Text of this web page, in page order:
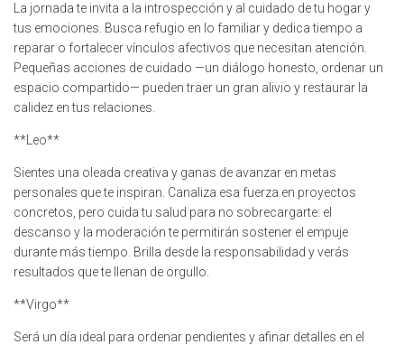
La jornada te invita a la introspección y al cuidado de tu hogar y
tus emociones. Busca refugio en lo familiar y dedica tiempo a
reparar o fortalecer vínculos afectivos que necesitan atención.
Pequeñas acciones de cuidado —un diálogo honesto, ordenar un
espacio compartido— pueden traer un gran alivio y restaurar la
calidez en tus relaciones.
**Leo**
Sientes una oleada creativa y ganas de avanzar en metas
personales que te inspiran. Canaliza esa fuerza en proyectos
concretos, pero cuida tu salud para no sobrecargarte: el
descanso y la moderación te permitirán sostener el empuje
durante más tiempo. Brilla desde la responsabilidad y verás
resultados que te llenan de orgullo.
**Virgo**
Será un día ideal para ordenar pendientes y afinar detalles en el